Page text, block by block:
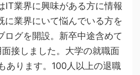
IT業界に興味がある方に情報
に業界にいて悩んでいる方を
ログを開設。新卒中途含めて
接しました。大学の就職面
あります。100人以上の退職